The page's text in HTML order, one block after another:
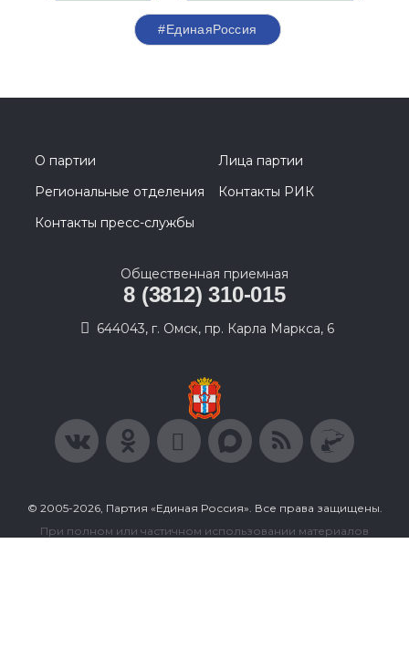
#‎ЕдинаяРоссия
О партии
Лица партии
Региональные отделения
Контакты РИК
Контакты пресс-службы
Общественная приемная
8 (3812) 310-015
644043, г. Омск, пр. Карла Маркса, 6
© 2005-2026, Партия «Единая Россия». Все права защищены.
При полном или частичном использовании материалов